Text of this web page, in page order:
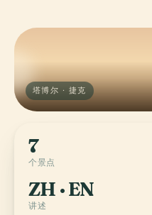
塔博尔 · 捷克
7
个景点
ZH · EN
讲述